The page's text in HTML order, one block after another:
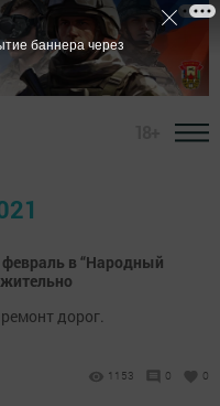
в “Народный
дорог.
1153 0 0
баннера через